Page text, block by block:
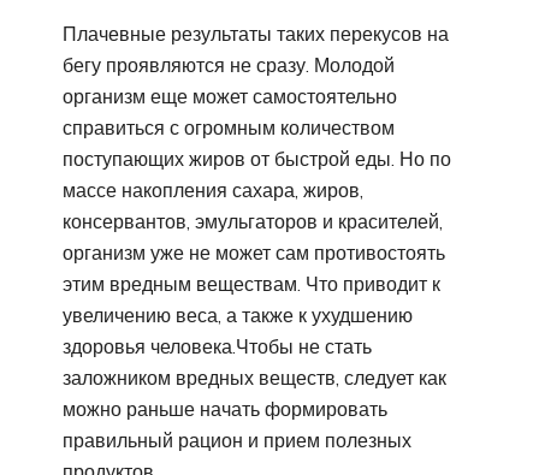
Плачевные результаты таких перекусов на
бегу проявляются не сразу. Молодой
организм еще может самостоятельно
справиться с огромным количеством
поступающих жиров от быстрой еды. Но по
массе накопления сахара, жиров,
консервантов, эмульгаторов и красителей,
организм уже не может сам противостоять
этим вредным веществам. Что приводит к
увеличению веса, а также к ухудшению
здоровья человека.Чтобы не стать
заложником вредных веществ, следует как
можно раньше начать формировать
правильный рацион и прием полезных